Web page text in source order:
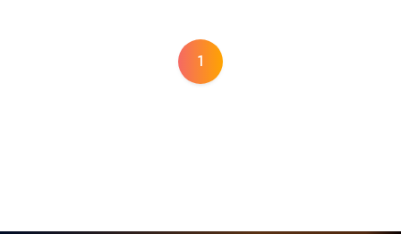
SHRINES TEMPLES
1